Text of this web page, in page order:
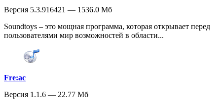
Версия 5.3.916421 — 1536.0 Мб
Soundtoys – это мощная программа, которая открывает перед
пользователями мир возможностей в области...
Fre:ac
Версия 1.1.6 — 22.77 Мб